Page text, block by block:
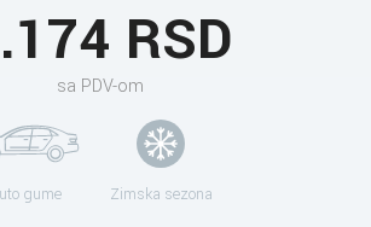
RSD
sa PDV-om
gume Zimska sezona